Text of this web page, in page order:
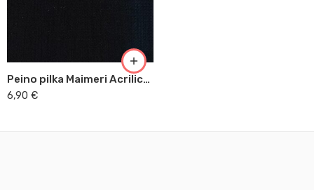
Peino pilka Maimeri Acrilico, 200 ml (514)
6,90 €